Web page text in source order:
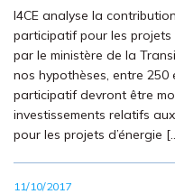
I4CE analyse la
participatif pour les projets
par le ministère de la
nos hypothèses, entre
participatif devront être
investissements relatifs
pour les projets d’énergie
11/10/2017